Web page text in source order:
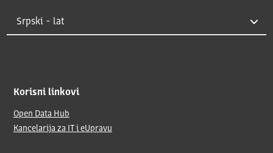
Korisni linkovi
Open Data Hub
Kancelarija za IT i eUpravu